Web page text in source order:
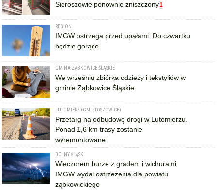
Sieroszowie ponownie zniszczony1
REGION
IMGW ostrzega przed upałami. Do czwartku
będzie gorąco
GMINA ZĄBKOWICE ŚLĄSKIE
We wrześniu zbiórka odzieży i tekstyliów w
gminie Ząbkowice Śląskie
LUTOMIERZ (GM. STOSZOWICE)
Przetarg na odbudowę drogi w Lutomierzu.
Ponad 1,6 km trasy zostanie
wyremontowane
DOLNY ŚLĄSK
Wieczorem burze z gradem i wichurami.
IMGW wydał ostrzeżenia dla powiatu
ząbkowickiego